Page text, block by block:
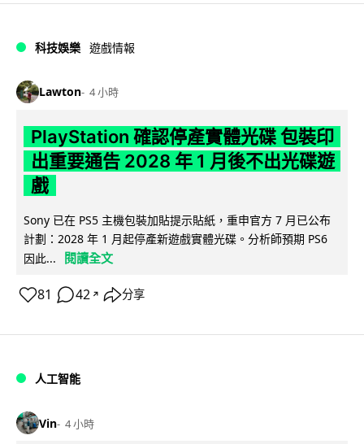
科技娛樂 遊戲情報
Lawton 4 小時
PlayStation 確認停產實體光碟 包裝印
出重要通告 2028 年 1 月後不出光碟遊
戲
Sony 已在 PS5 主機包裝加貼提示貼紙，重申官方 7 月已公布
計劃：2028 年 1 月起停產新遊戲實體光碟。分析師預期 PS6
因此...
閱讀全文
81 42 ↗ 分享
人工智能
Vin 4 小時